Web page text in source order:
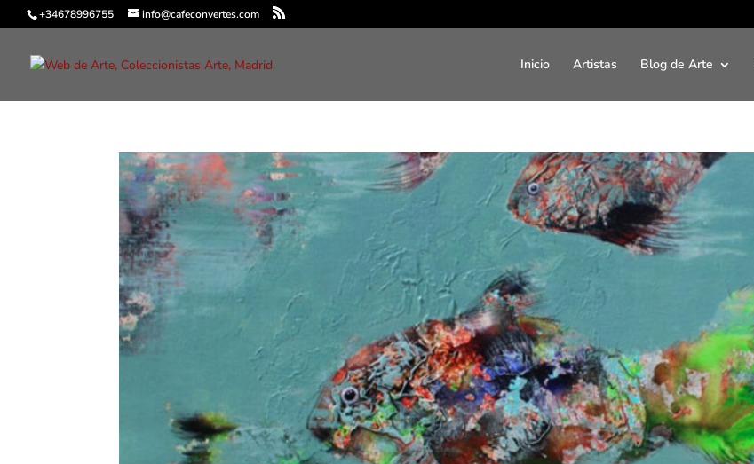
+34678996755 info@cafeconvertes.com
Inicio Artistas Blog de Arte